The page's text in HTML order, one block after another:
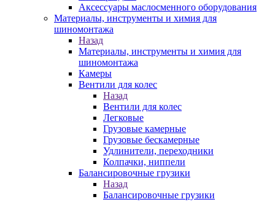
Аксессуары маслосменного оборудования
Материалы, инструменты и химия для
шиномонтажа
Назад
Материалы, инструменты и химия для
шиномонтажа
Камеры
Вентили для колес
Назад
Вентили для колес
Легковые
Грузовые камерные
Грузовые бескамерные
Удлинители, переходники
Колпачки, ниппели
Балансировочные грузики
Назад
Балансировочные грузики